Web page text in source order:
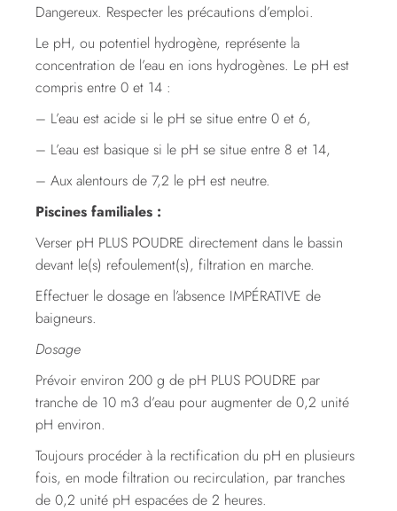
Dangereux. Respecter les précautions d’emploi.
Le pH, ou potentiel hydrogène, représente la
concentration de l’eau en ions hydrogènes. Le pH est
compris entre 0 et 14 :
– L’eau est acide si le pH se situe entre 0 et 6,
– L’eau est basique si le pH se situe entre 8 et 14,
– Aux alentours de 7,2 le pH est neutre.
Piscines familiales :
Verser pH PLUS POUDRE directement dans le bassin
devant le(s) refoulement(s), filtration en marche.
Effectuer le dosage en l’absence IMPÉRATIVE de
baigneurs.
Dosage
Prévoir environ 200 g de pH PLUS POUDRE par
tranche de 10 m3 d’eau pour augmenter de 0,2 unité
pH environ.
Toujours procéder à la rectification du pH en plusieurs
fois, en mode filtration ou recirculation, par tranches
de 0,2 unité pH espacées de 2 heures.